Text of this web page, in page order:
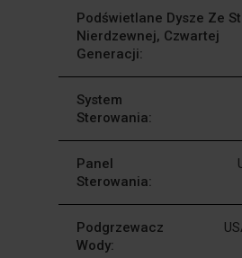
Podświetlane Dysze Ze
Nierdzewnej, Czwartej
Generacji:
System
Sterowania:
Panel
Sterowania:
Podgrzewacz
Wody: